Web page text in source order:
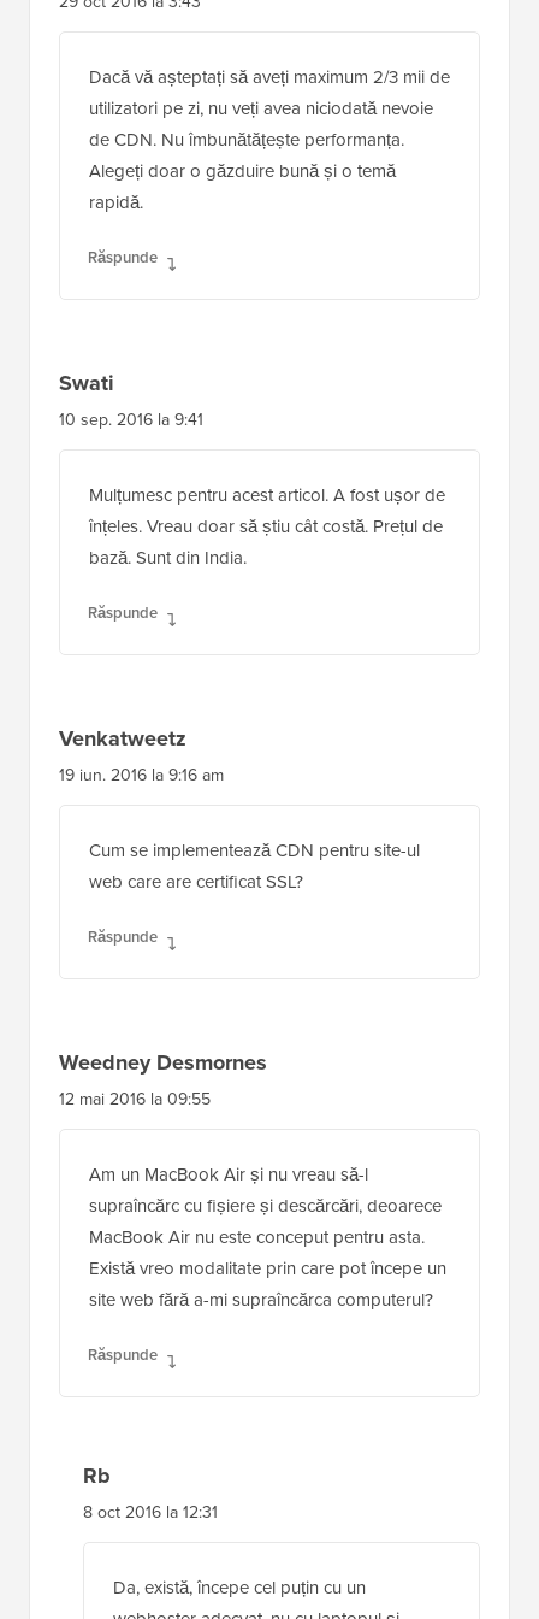
Dacă vă așteptați să aveți maximum 2/3 mii de
utilizatori pe zi, nu veți avea niciodată nevoie
de CDN. Nu îmbunătățește performanța.
Alegeți doar o găzduire bună și o temă
rapidă.
Răspunde
Swati
10 sep. 2016 la 9:41
Mulțumesc pentru acest articol. A fost ușor de
înțeles. Vreau doar să știu cât costă. Prețul de
bază. Sunt din India.
Răspunde
Venkatweetz
19 iun. 2016 la 9:16 am
Cum se implementează CDN pentru site-ul
web care are certificat SSL?
Răspunde
Weedney Desmornes
12 mai 2016 la 09:55
Am un MacBook Air și nu vreau să-l
supraîncărc cu fișiere și descărcări, deoarece
MacBook Air nu este conceput pentru asta.
Există vreo modalitate prin care pot începe un
site web fără a-mi supraîncărca computerul?
Răspunde
Rb
8 oct 2016 la 12:31
Da, există, începe cel puțin cu un